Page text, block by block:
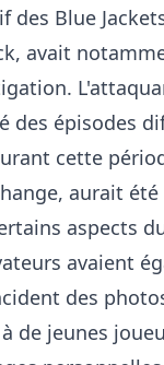
des Blue
avait
des épisodes
cette
aurait
aspects
avaient
des
de jeunes